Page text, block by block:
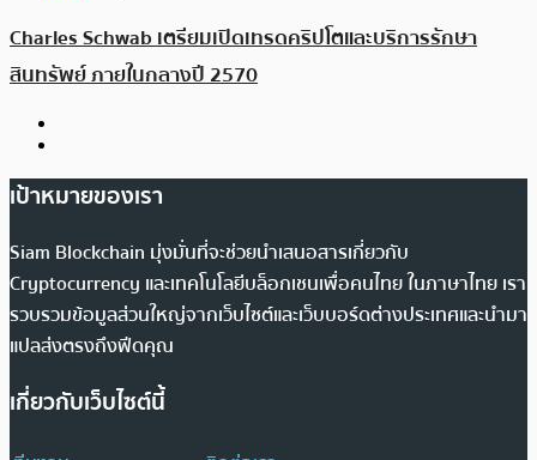
Charles Schwab เตรียมเปิดเทรดคริปโตและบริการรักษา
สินทรัพย์ ภายในกลางปี 2570
เป้าหมายของเรา
Siam Blockchain มุ่งมั่นที่จะช่วยนำเสนอสารเกี่ยวกับ
Cryptocurrency และเทคโนโลยีบล็อกเชนเพื่อคนไทย ในภาษาไทย เรา
รวบรวมข้อมูลส่วนใหญ่จากเว็บไซต์และเว็บบอร์ดต่างประเทศและนำมา
แปลส่งตรงถึงฟีดคุณ
เกี่ยวกับเว็บไซต์นี้